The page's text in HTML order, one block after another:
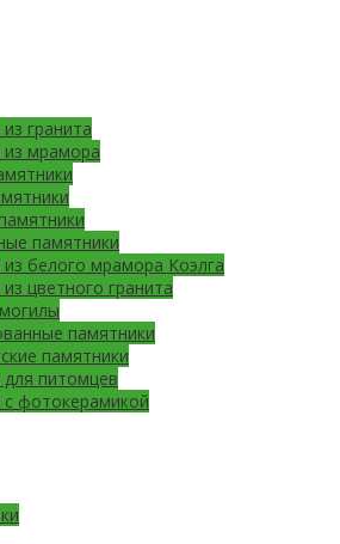
гранита
из мрамора
памятники
белого мрамора Коэлга
цветного гранита
памятники
памятники
питомцев
с фотокерамикой